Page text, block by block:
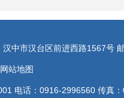
中市汉台区前进西路1567号
网站地图
电话：0916-2996560 传真